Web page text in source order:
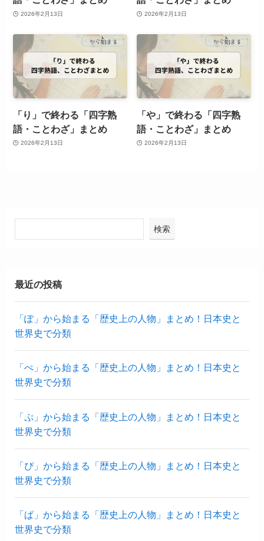
2026年2月13日 2026年2月13日
「り」で終わる「四字熟
語・ことわざ」まとめ
2026年2月13日
「や」で終わる「四字熟
語・ことわざ」まとめ
2026年2月13日
検索
最近の投稿
「ぽ」から始まる「歴史上の人物」まとめ！日本史と
世界史で分類
「ぺ」から始まる「歴史上の人物」まとめ！日本史と
世界史で分類
「ぷ」から始まる「歴史上の人物」まとめ！日本史と
世界史で分類
「ぴ」から始まる「歴史上の人物」まとめ！日本史と
世界史で分類
「ぱ」から始まる「歴史上の人物」まとめ！日本史と
世界史で分類